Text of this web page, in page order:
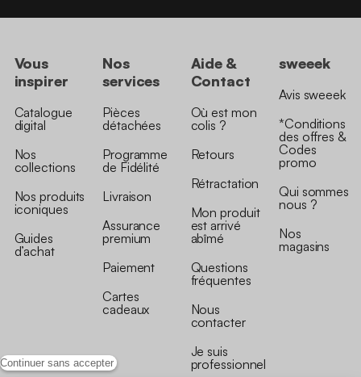
Continuer sans accepter
Vous
inspirer
Catalogue
digital
Nos
collections
Nos produits
iconiques
Guides
d’achat
Nos
services
Pièces
détachées
Programme
de Fidélité
Livraison
Assurance
premium
Paiement
Cartes
cadeaux
Aide &
Contact
Où est mon
colis ?
Retours
Rétractation
Mon produit
est arrivé
abîmé
Questions
fréquentes
Nous
contacter
Je suis
professionnel
sweeek
Avis sweeek
*Conditions
des offres &
Codes
promo
Qui sommes
nous ?
Nos
magasins